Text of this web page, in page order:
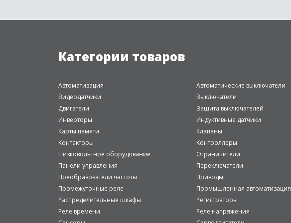
Категории товаров
Автоматизация Автоматические выключатели
Видеодатчики
Выключатели
Двигатели
Защита выключателей
Инверторы
Индуктивные датчики
Карты памяти
Клапаны
Контакторы
Контроллеры
Низковольтное оборудование
Ограничители
Панели управления
Переключатели
Преобразователи частоты
Приводы
Промежуточные реле
Промышленная автоматизация
Распределительные шкафы
Регистраторы
Реле времени
Реле напряжения